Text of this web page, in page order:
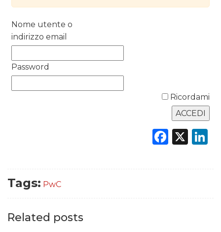
PREVISIONI/SCENARI
NORMATIVE
Nome utente o
indirizzo email
Password
Ricordami
X
Tags: PwC
Related posts